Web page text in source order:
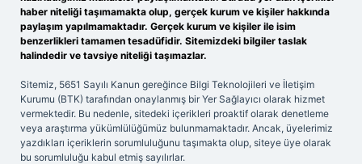
haber niteliği taşımamakta olup, gerçek kurum ve kişiler hakkında
paylaşım yapılmamaktadır. Gerçek kurum ve kişiler ile isim
benzerlikleri tamamen tesadüfidir. Sitemizdeki bilgiler taslak
halindedir ve tavsiye niteliği taşımazlar.
Sitemiz, 5651 Sayılı Kanun gereğince Bilgi Teknolojileri ve İletişim
Kurumu (BTK) tarafından onaylanmış bir Yer Sağlayıcı olarak hizmet
vermektedir. Bu nedenle, sitedeki içerikleri proaktif olarak denetleme
veya araştırma yükümlülüğümüz bulunmamaktadır. Ancak, üyelerimiz
yazdıkları içeriklerin sorumluluğunu taşımakta olup, siteye üye olarak
bu sorumluluğu kabul etmiş sayılırlar.